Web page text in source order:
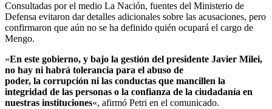
Consultadas por el medio La Nación, fuentes del Ministerio de
Defensa evitaron dar detalles adicionales sobre las acusaciones, pero
confirmaron que aún no se ha definido quién ocupará el cargo de
Mengo.
«En este gobierno, y bajo la gestión del presidente Javier Milei,
no hay ni habrá tolerancia para el abuso de
poder, la corrupción ni las conductas que mancillen la
integridad de las personas o la confianza de la ciudadanía en
nuestras instituciones«, afirmó Petri en el comunicado.